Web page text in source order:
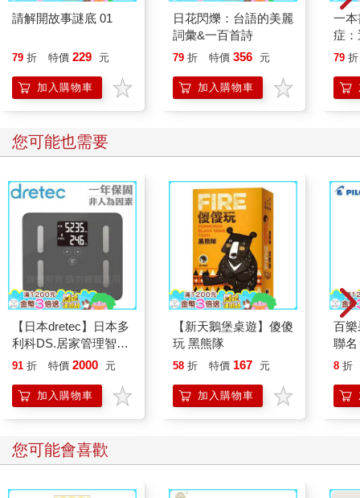
請解開故事謎底 01
79 折 特價 229 元
加入購物車
日花閃爍：台語的美麗
詞彙&一百首詩
79 折 特價 356 元
加入購物車
一
症
開
的
79 折
您可能也需要
【日本dretec】日本多
利科DS.居家管理智能
四合一體重體脂計-珊
91 折 特價 2000 元
加入購物車
【新天鵝堡桌遊】傻傻
玩 黑熊隊
58 折 特價 167 元
加入購物車
百
聯
8 折
您可能會喜歡